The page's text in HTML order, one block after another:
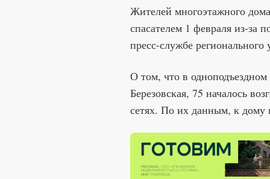
Жителей многоэтажного
спасателем 1 февраля из-за
пресс-службе
О том, что в
Березовская, 75 началось
сетях. По их данным, к дому